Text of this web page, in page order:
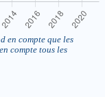
en compte que les
compte tous les